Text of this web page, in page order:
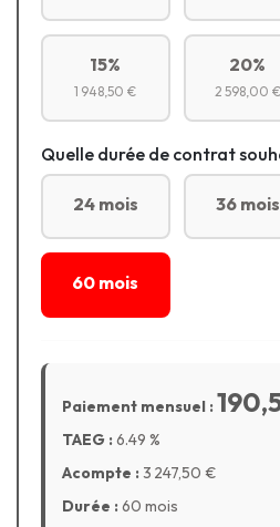
15%
1 948,50 €
20%
2 598,00 €
Quelle durée de contrat
24 mois 36 mois
60 mois
Paiement mensuel :
TAEG :6.49 %
Acompte :3 247,50 €
Durée :60 mois